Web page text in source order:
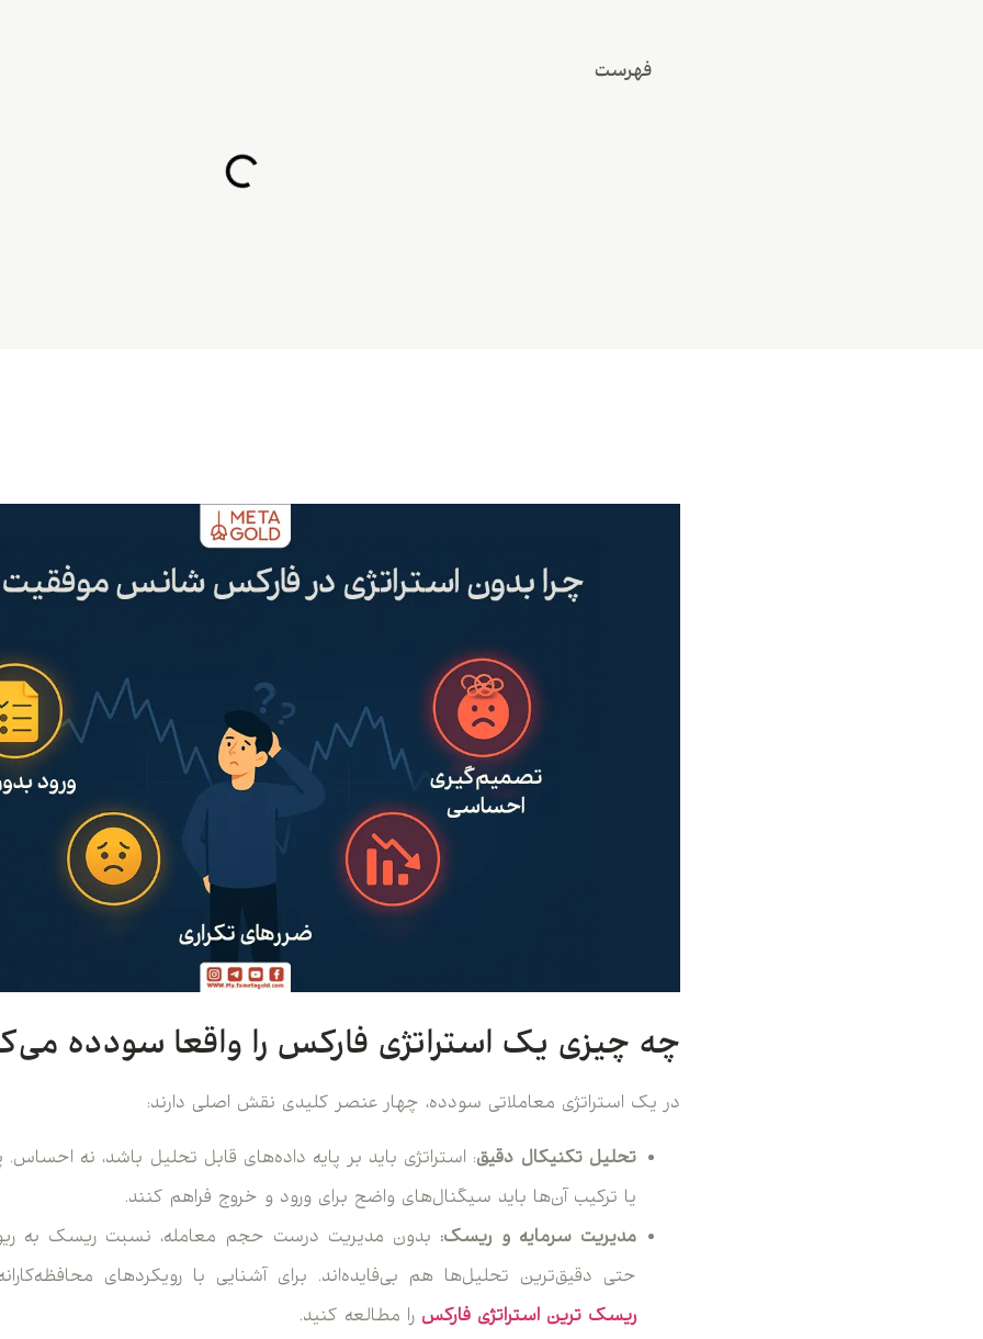
فهرست
چه چیزی یک استراتژی فارکس را واقعا سودده
در یک استراتژی معاملاتی سودده، چهار عنصر کلیدی نقش اصلی دارند:
تحلیل تکنیکال دقیق: استراتژی باید بر پایه داده‌های قابل تحلیل باشد، نه احساس.
یا ترکیب آن‌ها باید سیگنال‌های واضح برای ورود و خروج فراهم کنند.
مدیریت سرمایه و ریسک: بدون مدیریت درست حجم معامله، نسبت ریسک به
حتی دقیق‌ترین تحلیل‌ها هم بی‌فایده‌اند. برای آشنایی با رویکردهای
ریسک‌ ترین استراتژی فارکس را مطالعه کنید.